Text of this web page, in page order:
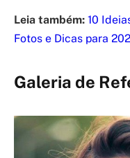
Leia também: 10
Fotos e Dicas para
Galeria de